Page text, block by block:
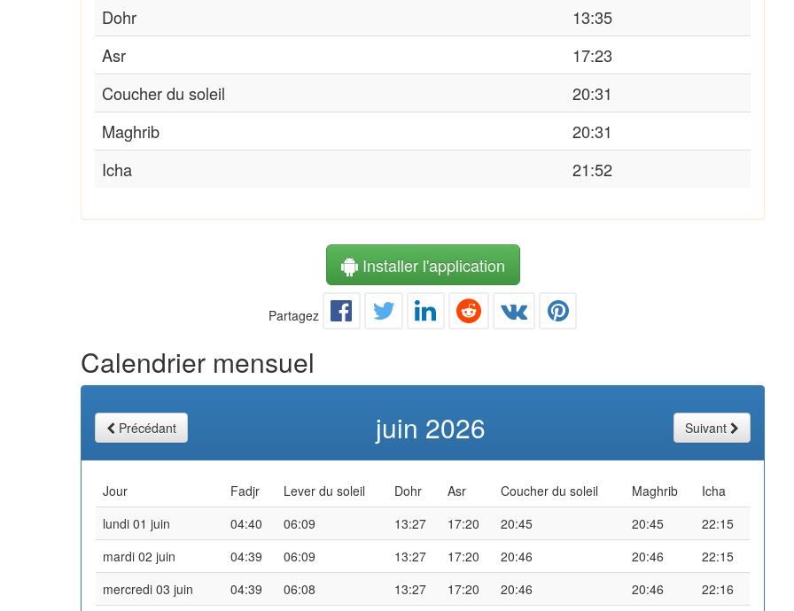
Dohr
13:35
Asr
17:23
Coucher du soleil
20:31
Maghrib
20:31
Icha
21:52
Installer l'application
Partagez
Calendrier mensuel
Précédant juin 2026 Suivant
Jour Fadjr Lever du soleil Dohr Asr Coucher du soleil Maghrib
Icha
lundi 01 juin
04:40 06:09 13:27 17:20 20:45 20:45
22:15
mardi 02 juin
04:39 06:09 13:27 17:20 20:46 20:46
22:15
mercredi 03 juin
04:39 06:08 13:27 17:20 20:46 20:46
22:16